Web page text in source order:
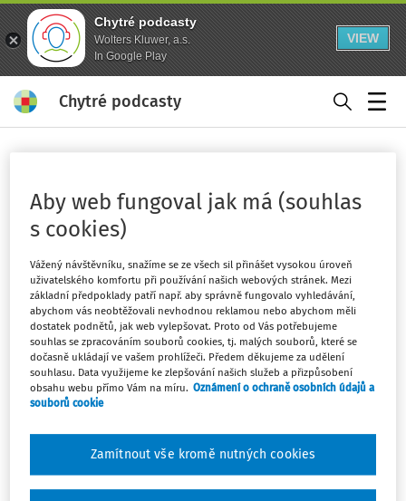
Chytré podcasty
Wolters Kluwer, a.s.
In Google Play
VIEW
Chytré podcasty
oceňování - strana 1
Sledovat klíčové slovo
Filtr
Počet vyhledaných dokumentů:2
Řadit podle: Nejnovější Nejstarší
DAŇOVÉ A ÚČETNÍ AKTUALITY
12/2024 (18.–24. 3.)
Tým DAUČ
Aby web fungoval jak má (souhlas
s cookies)
Vážený návštěvníku, snažíme se ze všech sil přinášet vysokou úroveň
uživatelského komfortu při používání našich webových stránek. Mezi
základní předpoklady patří např. aby správně fungovalo vyhledávání,
abychom vás neobtěžovali nevhodnou reklamou nebo abychom měli
dostatek podnětů, jak web vylepšovat. Proto od Vás potřebujeme
souhlas se zpracováním souborů cookies, tj. malých souborů, které se
dočasně ukládají ve vašem prohlížeči. Předem děkujeme za udělení
souhlasu. Data využijeme ke zlepšování našich služeb a přizpůsobení
obsahu webu přímo Vám na míru. Oznámení o ochraně osobních údajů a
souborů cookie
Zamítnout vše kromě nutných cookies